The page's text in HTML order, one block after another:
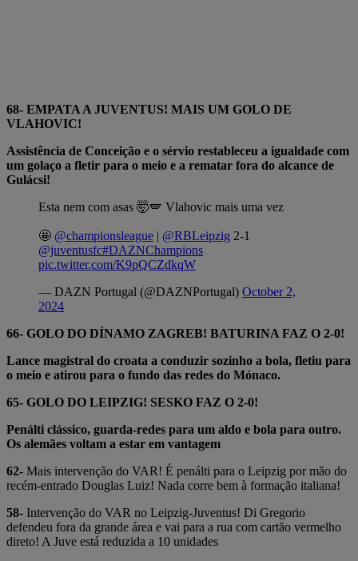
68- EMPATA A JUVENTUS! MAIS UM GOLO DE
VLAHOVIC!
Assistência de Conceição e o sérvio restableceu a igualdade com
um golaço a fletir para o meio e a rematar fora do alcance de
Gulácsi!
Esta nem com asas 🤯🪽 Vlahovic mais uma vez
🤩 @championsleague | @RBLeipzig 2-1
@juventusfc#DAZNChampions
pic.twitter.com/K9pQCZdkqW
— DAZN Portugal (@DAZNPortugal) October 2,
2024
66- GOLO DO DÍNAMO ZAGREB! BATURINA FAZ O 2-0!
Lance magistral do croata a conduzir sozinho a bola, fletiu para
o meio e atirou para o fundo das redes do Mónaco.
65- GOLO DO LEIPZIG! SESKO FAZ O 2-0!
Penálti clássico, guarda-redes para um aldo e bola para outro.
Os alemães voltam a estar em vantagem
62- Mais intervenção do VAR! É penálti para o Leipzig por mão do
recém-entrado Douglas Luiz! Nada corre bem à formação italiana!
58- Intervenção do VAR no Leipzig-Juventus! Di Gregorio
defendeu fora da grande área e vai para a rua com cartão vermelho
direto! A Juve está reduzida a 10 unidades